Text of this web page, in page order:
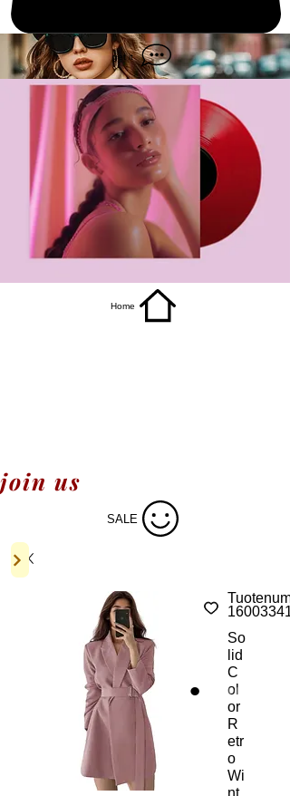
get it
Home
join us
SALE
So
lid
C
ol
or
R
etr
o
Wi